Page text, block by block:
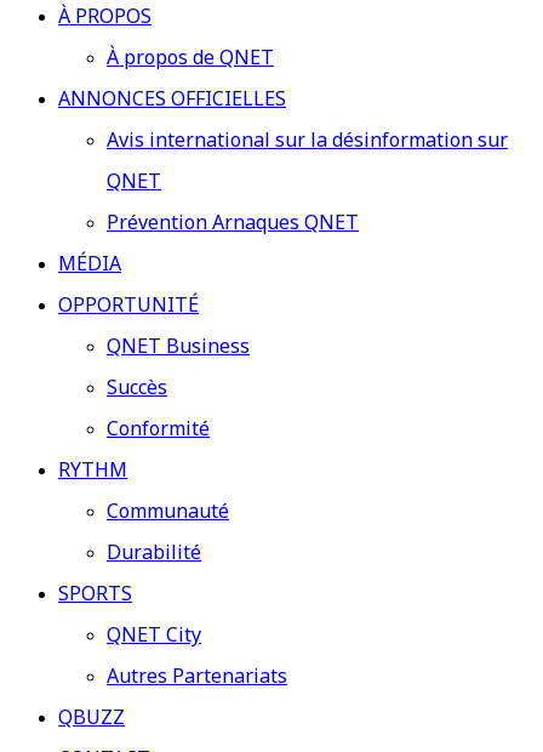
À PROPOS
À propos de QNET
ANNONCES OFFICIELLES
Avis international sur la désinformation sur
QNET
Prévention Arnaques QNET
MÉDIA
OPPORTUNITÉ
QNET Business
Succès
Conformité
RYTHM
Communauté
Durabilité
SPORTS
QNET City
Autres Partenariats
QBUZZ